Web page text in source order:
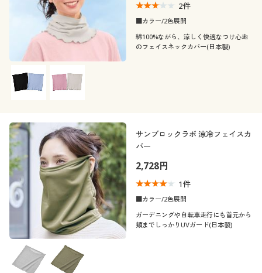
2件
■カラー/2色展開
綿100%ながら、涼しく快適なつけ心地
のフェイスネックカバー(日本製)
サンブロックラボ 涼冷フェイスカ
バー
2,728円
1件
■カラー/2色展開
ガーデニングや自転車走行にも首元から
頬までしっかりUVガード(日本製)